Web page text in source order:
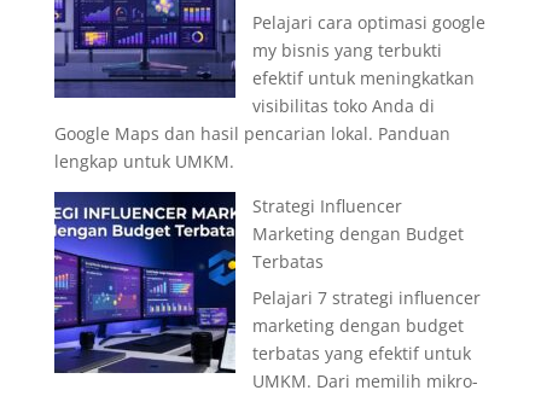
Pelajari cara optimasi google
my bisnis yang terbukti
efektif untuk meningkatkan
visibilitas toko Anda di
Google Maps dan hasil pencarian lokal. Panduan
lengkap untuk UMKM.
Strategi Influencer
Marketing dengan Budget
Terbatas
Pelajari 7 strategi influencer
marketing dengan budget
terbatas yang efektif untuk
UMKM. Dari memilih mikro-